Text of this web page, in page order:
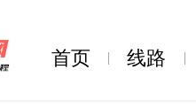
首页 线路